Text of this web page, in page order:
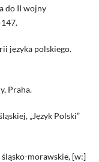
do II wojny
języka polskiego.
Praha.
„Język Polski”
morawskie, [w:]